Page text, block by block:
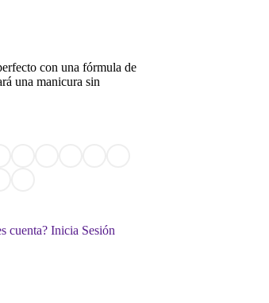
con una fórmula de
una manicura sin
cuenta? Inicia Sesión